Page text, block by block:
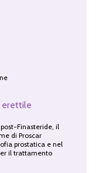
erettile
Finasteride, il
di Proscar
prostatica e nel
il trattamento